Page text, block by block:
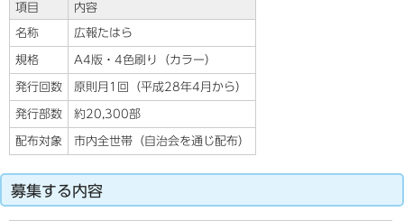
項目 内容
名称 広報たはら
規格 A4版・4色刷り（カラー）
発行回数 原則月1回（平成28年4月から）
発行部数 約20,300部
配布対象 市内全世帯（自治会を通じ配布）
募集する内容